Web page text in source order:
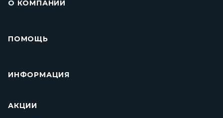
О КОМПАНИИ
ПОМОЩЬ
ИНФОРМАЦИЯ
АКЦИИ